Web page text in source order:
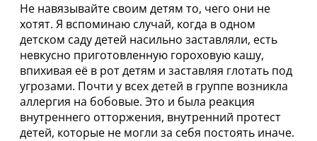
Не навязывайте своим детям то, чего они не
хотят. Я вспоминаю случай, когда в одном
детском саду детей насильно заставляли, есть
невкусно приготовленную гороховую кашу,
впихивая её в рот детям и заставляя глотать под
угрозами. Почти у всех детей в группе возникла
аллергия на бобовые. Это и была реакция
внутреннего отторжения, внутренний протест
детей, которые не могли за себя постоять иначе.